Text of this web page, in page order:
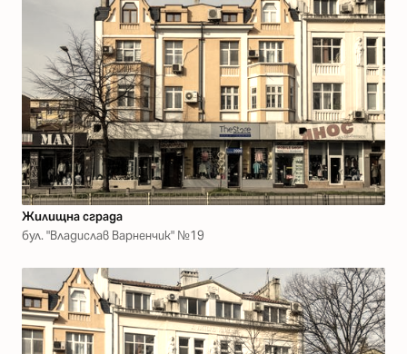
Жилищна сграда
бул. "Владислав Варненчик" №19